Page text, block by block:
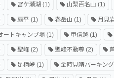
宮ケ瀬湖 (1) 山梨百名山 (1)
扇平 (1) 春岳山 (1) 月見
ートキャンプ場 (1) 甲信越(1)
聖峰(2) 聖峰不動尊(2)
足柄峠(1) 金時見晴パーキング